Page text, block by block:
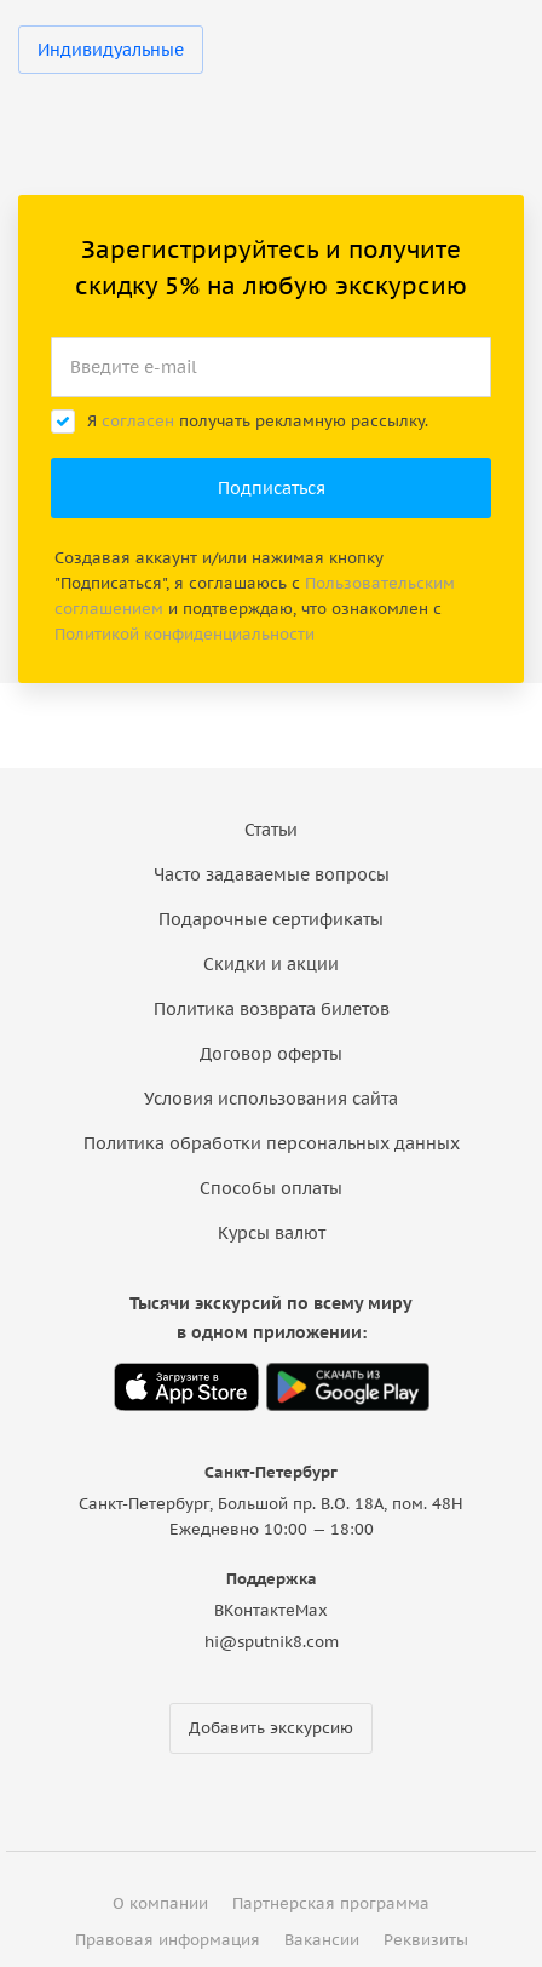
Индивидуальные
Зарегистрируйтесь и получите
скидку 5% на любую экскурсию
Я согласен получать рекламную рассылку.
Создавая аккаунт и/или нажимая кнопку
"Подписаться", я соглашаюсь с Пользовательским
соглашением и подтверждаю, что ознакомлен с
Политикой конфиденциальности
Статьи
Часто задаваемые вопросы
Подарочные сертификаты
Скидки и акции
Политика возврата билетов
Договор оферты
Условия использования сайта
Политика обработки персональных данных
Способы оплаты
Курсы валют
Санкт-Петербург
Санкт-Петербург, Большой пр. В.О. 18A, пом. 48Н
Ежедневно 10:00 — 18:00
Поддержка
ВКонтактеMax
hi@sputnik8.com
Добавить экскурсию
Тысячи экскурсий по всему миру
в одном приложении:
О компании
Партнерская программа
Правовая информация
Вакансии
Реквизиты